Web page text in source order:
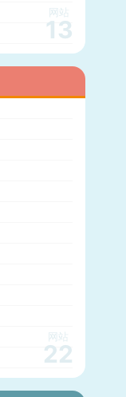
网站
13
网站
22